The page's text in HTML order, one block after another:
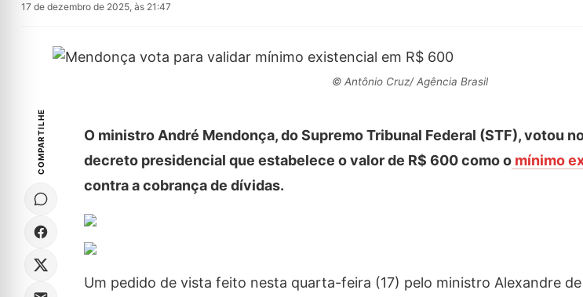
17 de dezembro de 2025, às 21:47
© Antônio Cruz/ Agência Brasil
COMPARTILHE
O ministro André Mendonça, do Supremo Tribunal Federal (STF), votou
decreto presidencial que estabelece o valor de R$ 600 como omínimo
contra a cobrança de dívidas.
Um pedido de vista feito nesta quarta-feira (17) pelo ministro Alexandre